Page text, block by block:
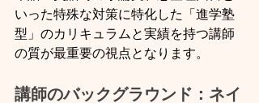
いった特殊な対策に特化した「進学塾
型」のカリキュラムと実績を持つ講師
の質が最重要の視点となります。
講師のバックグラウンド：ネイ